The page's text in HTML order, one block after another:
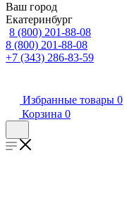
Ваш город
Екатеринбург
8 (800) 201-88-08
8 (800) 201-88-08
+7 (343) 286-83-59
Избранные товары 0
Корзина 0